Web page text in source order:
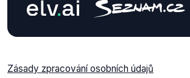
Zásady zpracování osobních údajů